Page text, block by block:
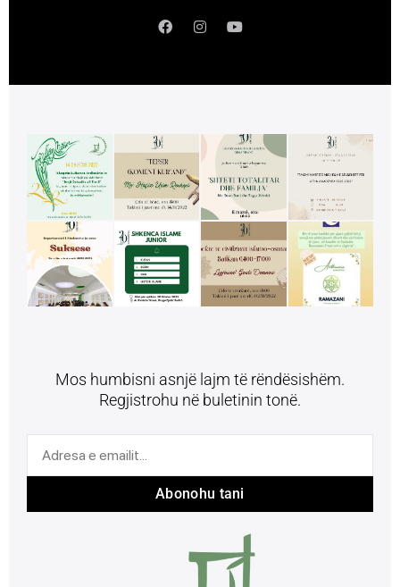
Mos humbisni asnjë lajm të rëndësishëm.
Regjistrohu në buletinin tonë.
Abonohu tani